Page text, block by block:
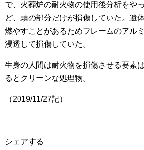
で、火葬炉の耐火物の使用後分析をや
ど、頭の部分だけが損傷していた。遺
燃やすことがあるためフレームのアル
浸透して損傷していた。
生身の人間は耐火物を損傷させる要素
るとクリーンな処理物。
（2019/11/27記）
シェアする